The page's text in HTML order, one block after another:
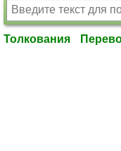
Толкования